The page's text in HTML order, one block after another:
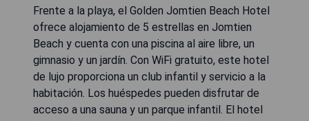
Frente a la playa, el Golden Jomtien Beach Hotel
ofrece alojamiento de 5 estrellas en Jomtien
Beach y cuenta con una piscina al aire libre, un
gimnasio y un jardín. Con WiFi gratuito, este hotel
de lujo proporciona un club infantil y servicio a la
habitación. Los huéspedes pueden disfrutar de
acceso a una sauna y un parque infantil. El hotel